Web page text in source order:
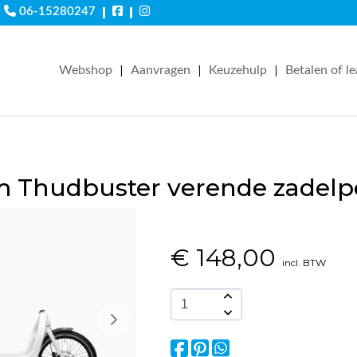
06-15280247 | |
Webshop | Aanvragen | Keuzehulp | Betalen of
Thudbuster verende
€ 148,00 incl. BTW